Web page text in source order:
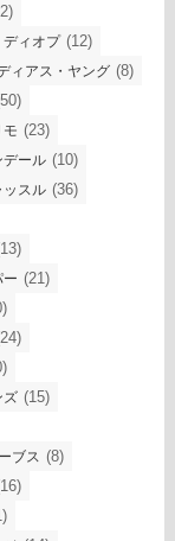
ィオプ(12)
ィアス・ヤング (8)
モ (23)
デール (10)
ッスル (36)
ー (21)
ズ (15)
ブス (8)